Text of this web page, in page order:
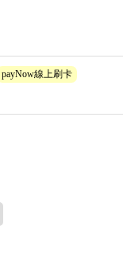
payNow線上刷卡